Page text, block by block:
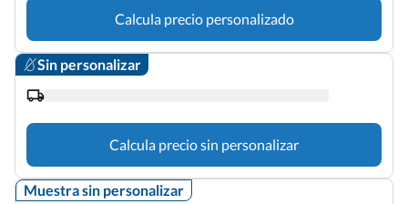
Calcula precio personalizado
Sin personalizar
Calcula precio sin personalizar
Muestra sin personalizar